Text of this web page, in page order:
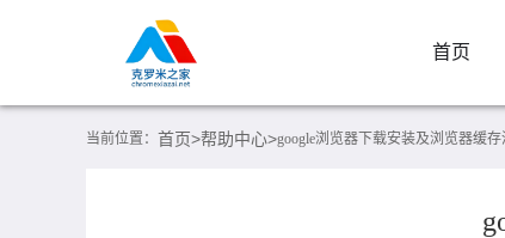
首页
当前位置： 首页>帮助中心>google浏览器下载安装及浏览器缓